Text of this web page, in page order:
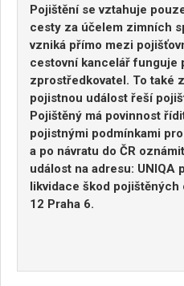
Pojištění se vztahuje
cesty za účelem zimních
vzniká přímo mezi
cestovní kancelář funguje
zprostředkovatel. To také
pojistnou událost řeší
Pojištěný má povinnost
pojistnými podmínkami
a po návratu do ČR
událost na adresu: UNIQA
likvidace škod pojištěných
12 Praha 6.